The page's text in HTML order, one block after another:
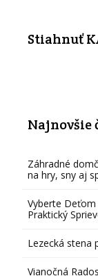
Stiahnuť
Najnovšie
Záhradné
na hry, sny aj
Vyberte
Praktický
Lezecká stena
Vianočná